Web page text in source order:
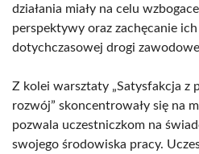
działania miały na celu
perspektywy oraz zachęcanie
dotychczasowej drogi
Z kolei warsztaty „Satysfakcja z
rozwój” skoncentrowały się na
pozwala uczestniczkom na
swojego środowiska pracy.